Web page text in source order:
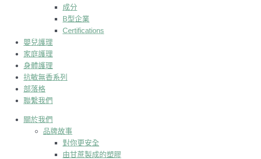
成分
B型企業
Certifications
嬰兒護理
家庭護理
身體護理
抗敏無香系列
部落格
聯繫我們
關於我們
品牌故事
對你更安全
由甘蔗製成的塑膠